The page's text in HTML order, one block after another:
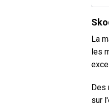
La
les
Des
sur